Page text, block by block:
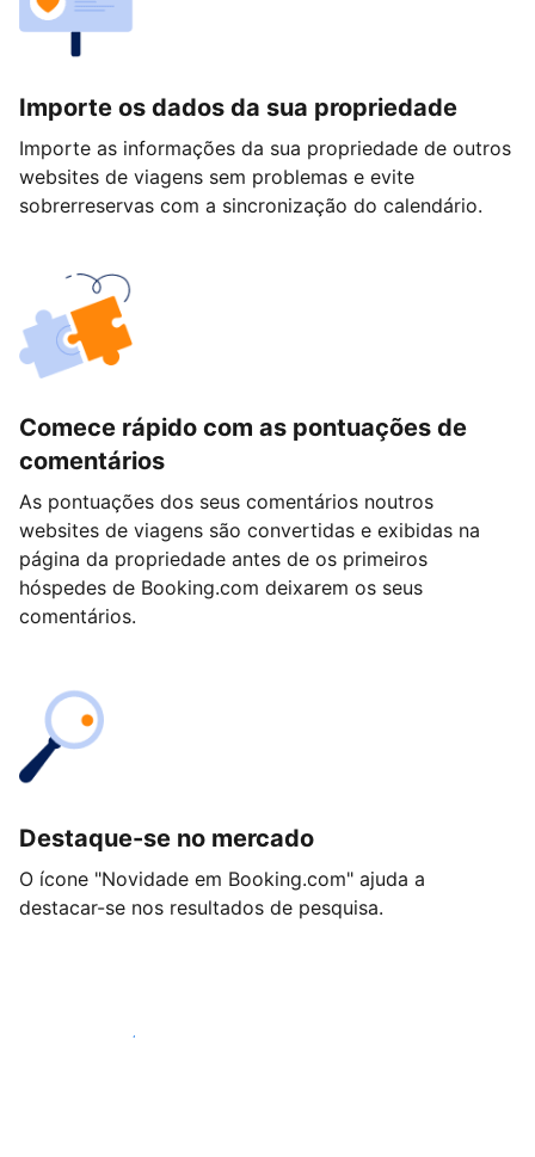
Importe os dados da sua propriedade
Importe as informações da sua propriedade de outros
websites de viagens sem problemas e evite
sobrerreservas com a sincronização do calendário.
Comece rápido com as pontuações de
comentários
As pontuações dos seus comentários noutros
websites de viagens são convertidas e exibidas na
página da propriedade antes de os primeiros
hóspedes de Booking.com deixarem os seus
comentários.
Destaque-se no mercado
O ícone "Novidade em Booking.com" ajuda a
destacar-se nos resultados de pesquisa.
Comece hoje mesmo